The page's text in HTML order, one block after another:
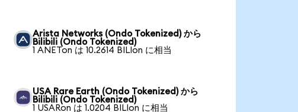
Arista Networks (Ondo Tokenized) から
Bilibili (Ondo Tokenized)
1 ANETon は 10.2614 BILIon に相当
USA Rare Earth (Ondo Tokenized) から
Bilibili (Ondo Tokenized)
1 USARon は 1.0204 BILIon に相当